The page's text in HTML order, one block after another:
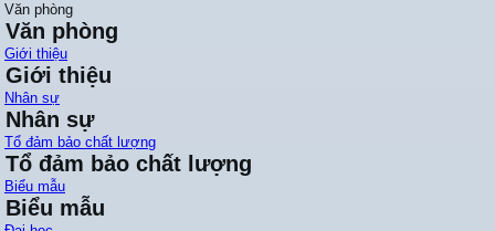
Văn phòng
Văn phòng
Giới thiệu
Giới thiệu
Nhân sự
Nhân sự
Tổ đảm bảo chất lượng
Tổ đảm bảo chất lượng
Biểu mẫu
Biểu mẫu